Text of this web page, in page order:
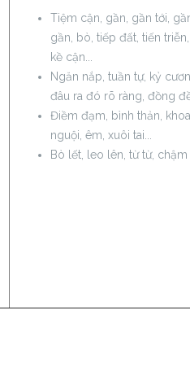
Tiệm cận, gần, gần tới,
gần, bò, tiếp đất, tiến
kề cận...
Ngăn nắp, tuần tự, kỷ
đâu ra đó rõ ràng, đồng
Điềm đạm, bình thản,
nguội, êm, xuôi tai...
Bò lết, leo lên, từ từ, chậm